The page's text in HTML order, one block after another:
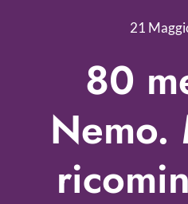
Nonprofit Blog
Fundraising Academy
Multimedia
Come contattarci
21
80
Nemo.